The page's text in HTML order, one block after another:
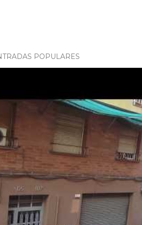
POPULARES